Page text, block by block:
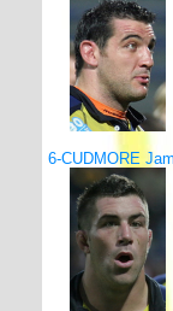
6-CUDMORE